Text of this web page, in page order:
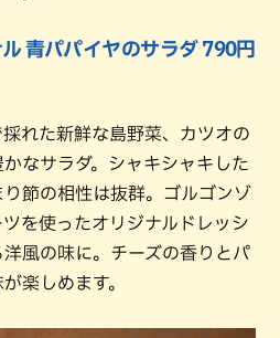
青パパイヤのサラダ 790円
れた新鮮な島野菜、カツオの
なサラダ。シャキシャキした
節の相性は抜群。ゴルゴンゾ
を使ったオリジナルドレッシ
風の味に。チーズの香りとパ
楽しめます。